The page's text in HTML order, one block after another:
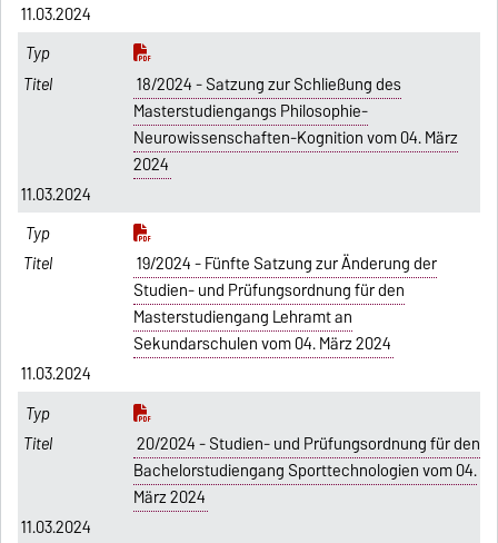
11.03.2024
18/2024 - Satzung zur Schließung des
Masterstudiengangs Philosophie-
Neurowissenschaften-Kognition vom 04. März
2024
11.03.2024
19/2024 - Fünfte Satzung zur Änderung der
Studien- und Prüfungsordnung für den
Masterstudiengang Lehramt an
Sekundarschulen vom 04. März 2024
11.03.2024
20/2024 - Studien- und Prüfungsordnung für den
Bachelorstudiengang Sporttechnologien vom 04.
März 2024
11.03.2024